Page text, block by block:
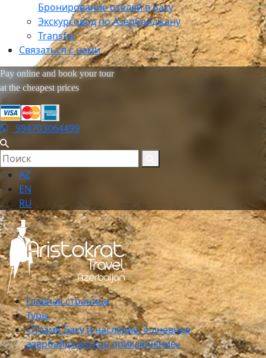
Бронирование отелей в Баку
Экскурсовод по Азербайджану
Transfer
Связаться с нами
Pay online and book your tour
at the cheapest prices
994703064499
AZ
EN
RU
Главная страница
Туры
«Пламя Баку и наследие: 4-дневное
азербайджанское приключение»